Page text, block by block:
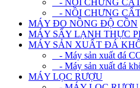
- NỒI CHƯNG
- NỒI CHƯNG
MÁY ĐO NỒNG ĐỘ CỒN
MÁY SẤY LẠNH THỰC
MÁY SẢN XUẤT ĐÁ
- Máy sản xuất đá
- Máy sản xuất đá
MÁY LỌC RƯỢU